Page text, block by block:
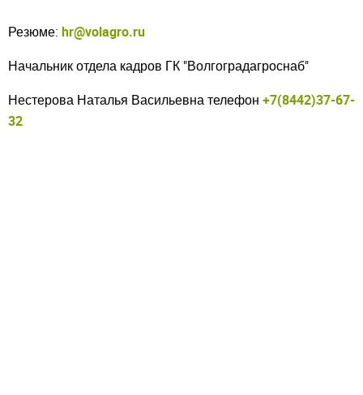
Резюме: hr@volagro.ru
Начальник отдела кадров ГК "Волгоградагроснаб"
Нестерова Наталья Васильевнателефон +7(8442)37-67-
32